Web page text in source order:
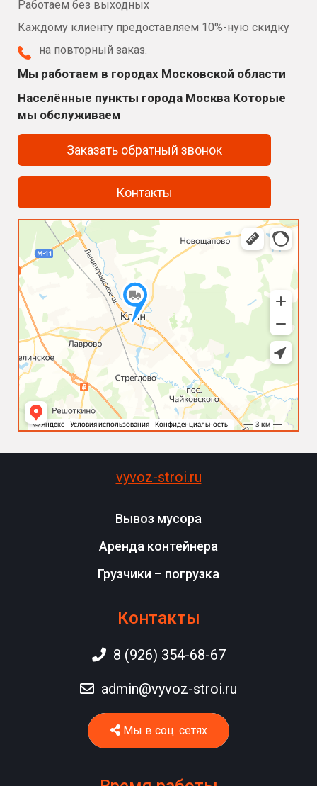
Работаем без выходных
Каждому клиенту предоставляем 10%-ную скидку
на повторный заказ.
Мы работаем в городах Московской области
Населённые пункты города Москва Которые
мы обслуживаем
Заказать обратный звонок
Контакты
vyvoz-stroi.ru
Вывоз мусора
Аренда контейнера
Грузчики – погрузка
Контакты
8 (926) 354-68-67
admin@vyvoz-stroi.ru
Мы в соц. сетях